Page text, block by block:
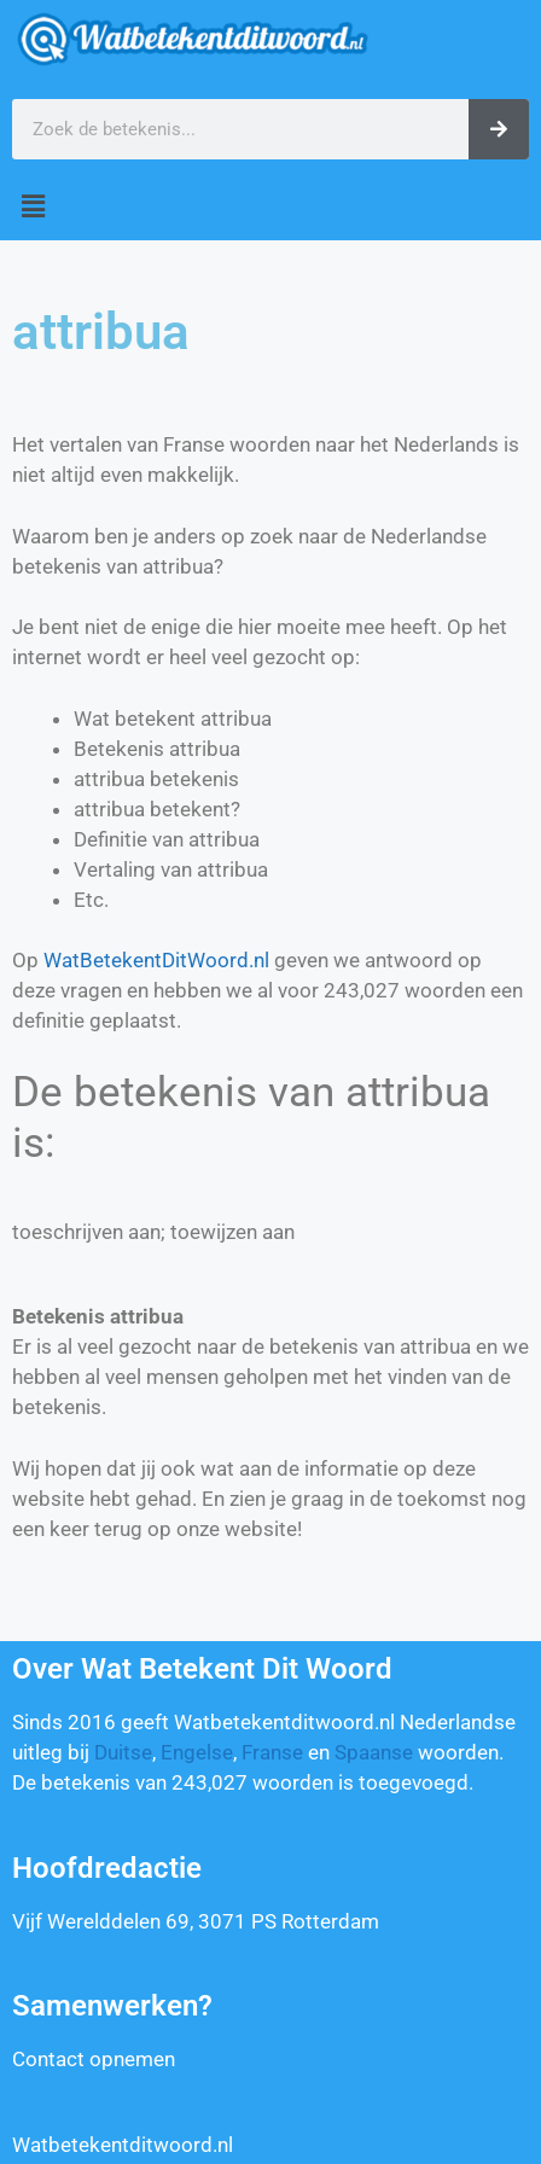
attribua
Het vertalen van Franse woorden naar het Nederlands is
niet altijd even makkelijk.
Waarom ben je anders op zoek naar de Nederlandse
betekenis van attribua?
Je bent niet de enige die hier moeite mee heeft. Op het
internet wordt er heel veel gezocht op:
Wat betekent attribua
Betekenis attribua
attribua betekenis
attribua betekent?
Definitie van attribua
Vertaling van attribua
Etc.
Op WatBetekentDitWoord.nl geven we antwoord op
deze vragen en hebben we al voor 243,027 woorden een
definitie geplaatst.
De betekenis van attribua
is:
toeschrijven aan; toewijzen aan
Betekenis attribua
Er is al veel gezocht naar de betekenis van attribua en we
hebben al veel mensen geholpen met het vinden van de
betekenis.
Wij hopen dat jij ook wat aan de informatie op deze
website hebt gehad. En zien je graag in de toekomst nog
een keer terug op onze website!
Over Wat Betekent Dit Woord
Sinds 2016 geeft Watbetekentditwoord.nl Nederlandse
uitleg bij Duitse, Engelse, Franse en Spaanse woorden.
De betekenis van 243,027 woorden is toegevoegd.
Hoofdredactie
Vijf Werelddelen 69, 3071 PS Rotterdam
Samenwerken?
Contact opnemen
Watbetekentditwoord.nl